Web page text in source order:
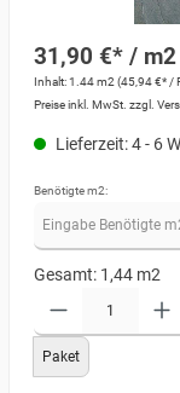
31,90 €* / m2
Inhalt:1.44 m2 (45,94 €* /
Preise inkl. MwSt. zzgl.
Lieferzeit: 4 - 6
Benötigte m2:
Gesamt: 1,44 m2
Paket